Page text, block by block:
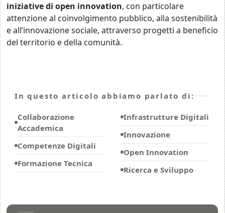
iniziative di open innovation, con particolare
attenzione al coinvolgimento pubblico, alla sostenibilità
e all’innovazione sociale, attraverso progetti a beneficio
del territorio e della comunità.
In questo articolo abbiamo parlato di:
Collaborazione
Accademica
Competenze Digitali
Formazione Tecnica
Infrastrutture Digitali
Innovazione
Open Innovation
Ricerca e Sviluppo